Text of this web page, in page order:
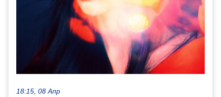
18:15, 08 Апр